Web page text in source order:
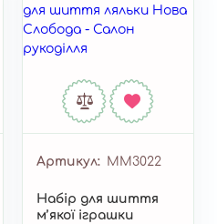
Артикул ММ3022
Набiр для шиття
м’якої іграшки